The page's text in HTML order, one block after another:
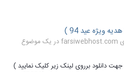
ویژه عید 94 )
farsiwebhost.com پاسخی برای farsiwebhost.com در یک موضوع
آموزش سی پنل شماره 12 ( جهت دانلود برروی لینک زیر کلیک نمایید )